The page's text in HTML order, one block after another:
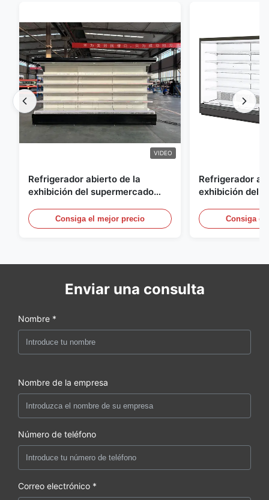
VIDEO
Refrigerador abierto de la
exhibición del supermercado
iluminación del LED
Consiga el mejor precio
Refrigerador
exhibición del
aire abierto
Consiga el
Enviar una consulta
Nombre *
Nombre de la empresa
Número de teléfono
Correo electrónico *